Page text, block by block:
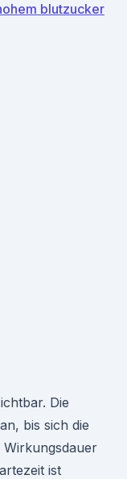
blutzucker
Die
bis sich die
ist